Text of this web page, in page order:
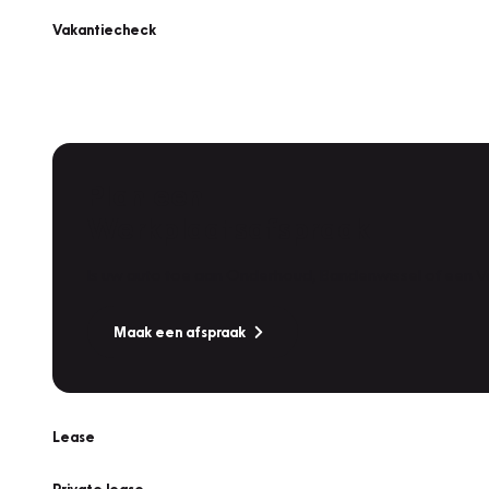
Vakantiecheck
Maak een afspraak
Lease